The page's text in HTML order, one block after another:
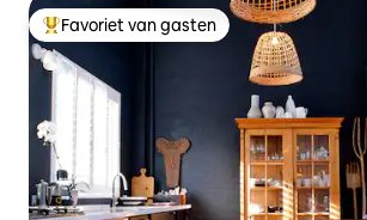
Topfavoriet van gasten
Favoriet van gasten